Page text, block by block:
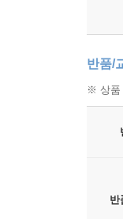
반품/
※ 상품
반